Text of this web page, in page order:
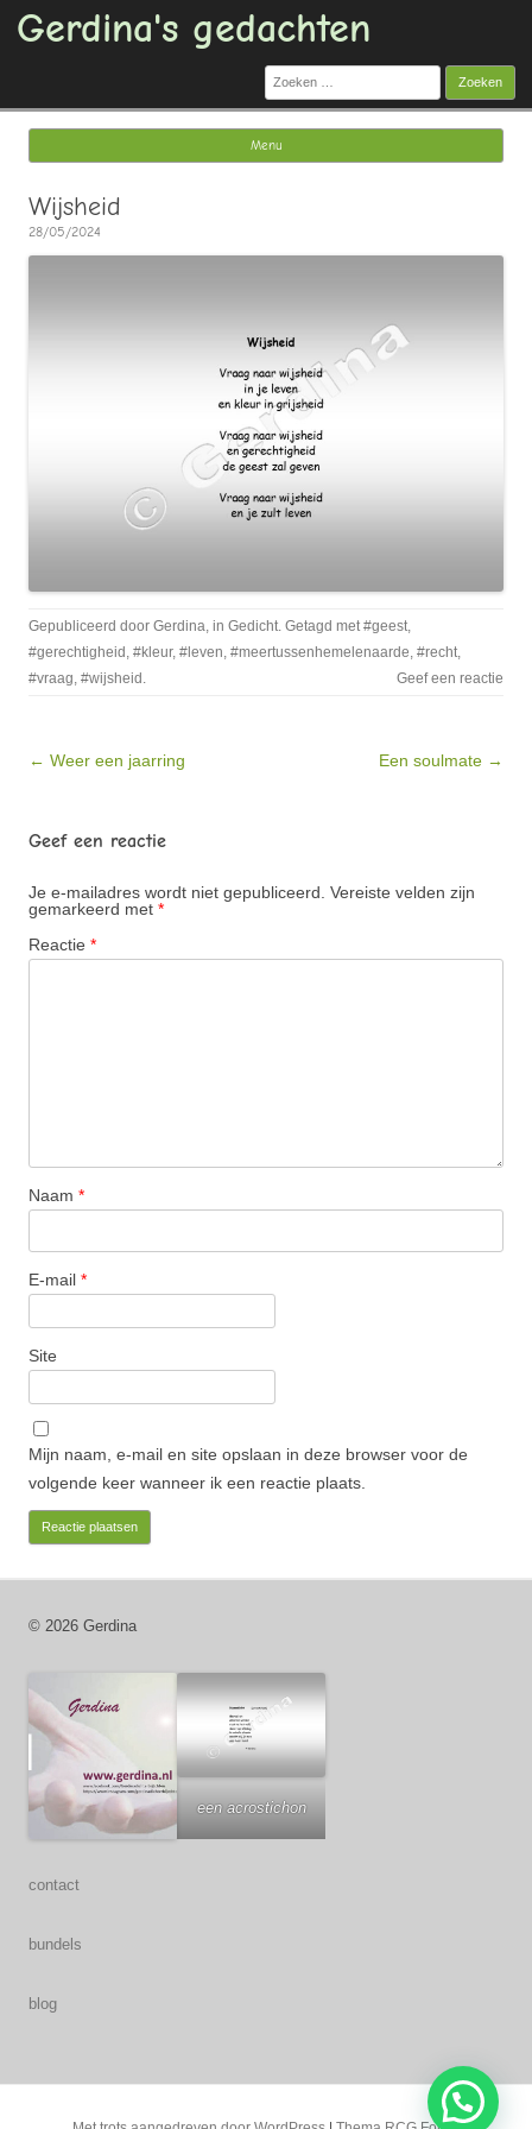
Gerdina's gedachten
Zoeken
naar:
Menu
Wijsheid
28/05/2024
Gepubliceerd door Gerdina, in Gedicht. Getagd met#geest,
#gerechtigheid, #kleur, #leven, #meertussenhemelenaarde, #recht,
#vraag, #wijsheid. Geef een reactie
Bericht navigatie
← Weer een jaarring Een soulmate →
Geef een reactie
Je e-mailadres wordt niet gepubliceerd. Vereiste velden zijn
gemarkeerd met *
Reactie *
Naam *
E-mail *
Site
Mijn naam, e-mail en site opslaan in deze browser voor de
volgende keer wanneer ik een reactie plaats.
© 2026 Gerdina
een acrostichon
contact
bundels
blog